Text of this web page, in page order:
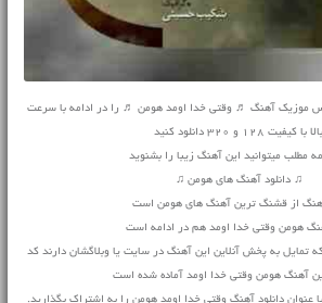
موزیک آهنگ ♬ وقتی خدا اومد هومن ♬ را در ادامه با سرعت
بالا با کیفیت 128 و 320 دانلود کنید
مطلب میتوانید این آهنگ زیبا را بشنوید
♫ دانلود آهنگ های هومن ♫
از قشنگ ترین آهنگ های هومن است
هومن وقتی خدا اومد هم در ادامه است
تمایل به پخش آنلاین این آهنگ در سایت یا وبلاگشان دارند کد
آهنگ هومن وقتی خدا اومد آماده شده است
دانلود آهنگ وقتی خدا اومد هومن را به اشتراک بگذارید.